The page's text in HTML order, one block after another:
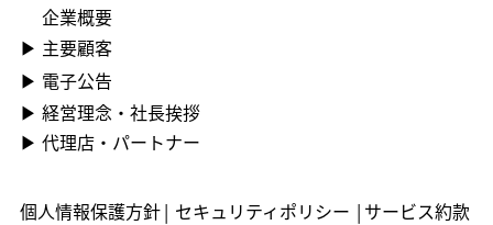
企業概要
▶ ︎主要顧客
▶ ︎電子公告
▶ ︎︎経営理念・社長挨拶
▶ ︎︎代理店・パートナー
個人情報保護方針 セキュリティポリシー サービス約款
| |